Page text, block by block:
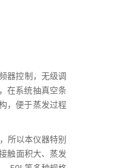
器控制，无级调
在系统抽真空条
，便于蒸发过程
所以本仪器特别
触面积大、蒸发